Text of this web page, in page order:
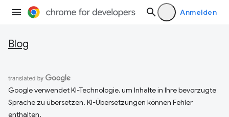
Anmelden
Blog
Google verwendet KI-Technologie, um Inhalte in Ihre bevorzugte
Sprache zu übersetzen. KI-Übersetzungen können Fehler
enthalten.